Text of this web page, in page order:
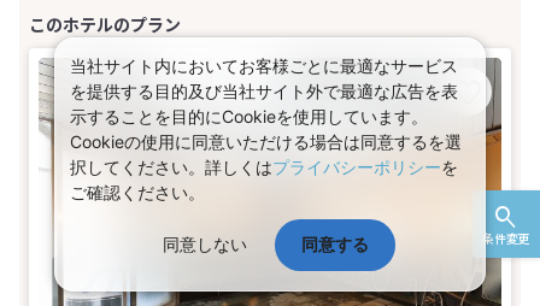
条件変更
当社サイト内においてお客様ごとに最適なサービス
を提供する目的及び当社サイト外で最適な広告を表
示することを目的にCookieを使用しています。
Cookieの使用に同意いただける場合は同意するを選
択してください。詳しくはプライバシーポリシーを
ご確認ください。
同意しない 同意する